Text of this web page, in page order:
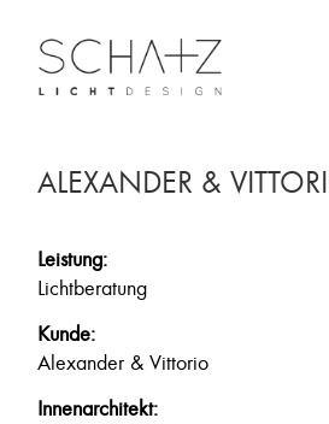
ALEXANDER &
Leistung:
Lichtberatung
Kunde:
Alexander & Vittorio
Innenarchitekt: